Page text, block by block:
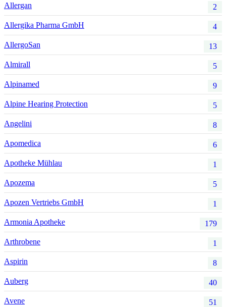
Allergan 2
Allergika Pharma GmbH 4
AllergoSan 13
Almirall 5
Alpinamed 9
Alpine Hearing Protection 5
Angelini 8
Apomedica 6
Apotheke Mühlau 1
Apozema 5
Apozen Vertriebs GmbH 1
Armonia Apotheke 179
Arthrobene 1
Aspirin 8
Auberg 40
Avene 51